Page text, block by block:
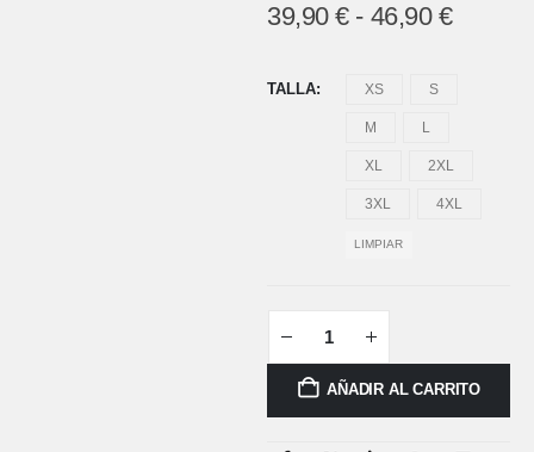
39,90€ - 46,90 €
TALLA XS S
M L
XL 2XL
3XL 4XL
LIMPIAR
AÑADIR AL CARRITO